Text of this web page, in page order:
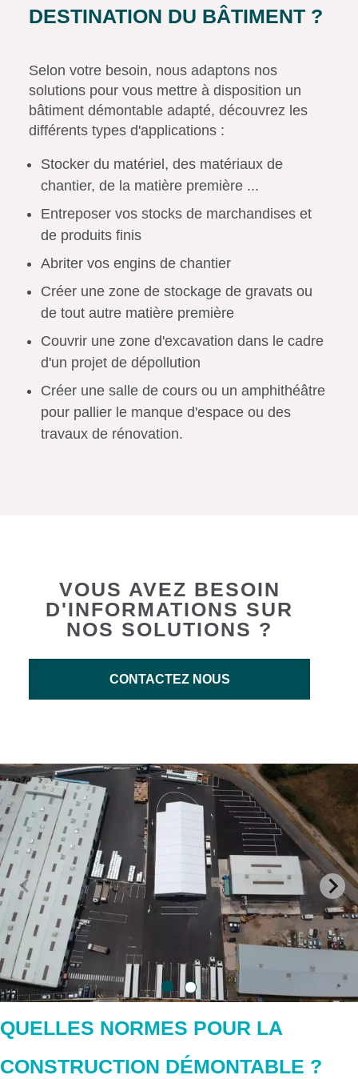
DESTINATION DU BÂTIMENT ?
Selon votre besoin, nous adaptons nos
solutions pour vous mettre à disposition un
bâtiment démontable adapté, découvrez les
différents types d'applications :
Stocker du matériel, des matériaux de
chantier, de la matière première ...
Entreposer vos stocks de marchandises et
de produits finis
Abriter vos engins de chantier
Créer une zone de stockage de gravats ou
de tout autre matière première
Couvrir une zone d'excavation dans le cadre
d'un projet de dépollution
Créer une salle de cours ou un amphithéâtre
pour pallier le manque d'espace ou des
travaux de rénovation.
CONTACTEZ NOUS
VOUS AVEZ BESOIN
D'INFORMATIONS SUR
NOS SOLUTIONS ?
QUELLES NORMES POUR LA
CONSTRUCTION DÉMONTABLE ?